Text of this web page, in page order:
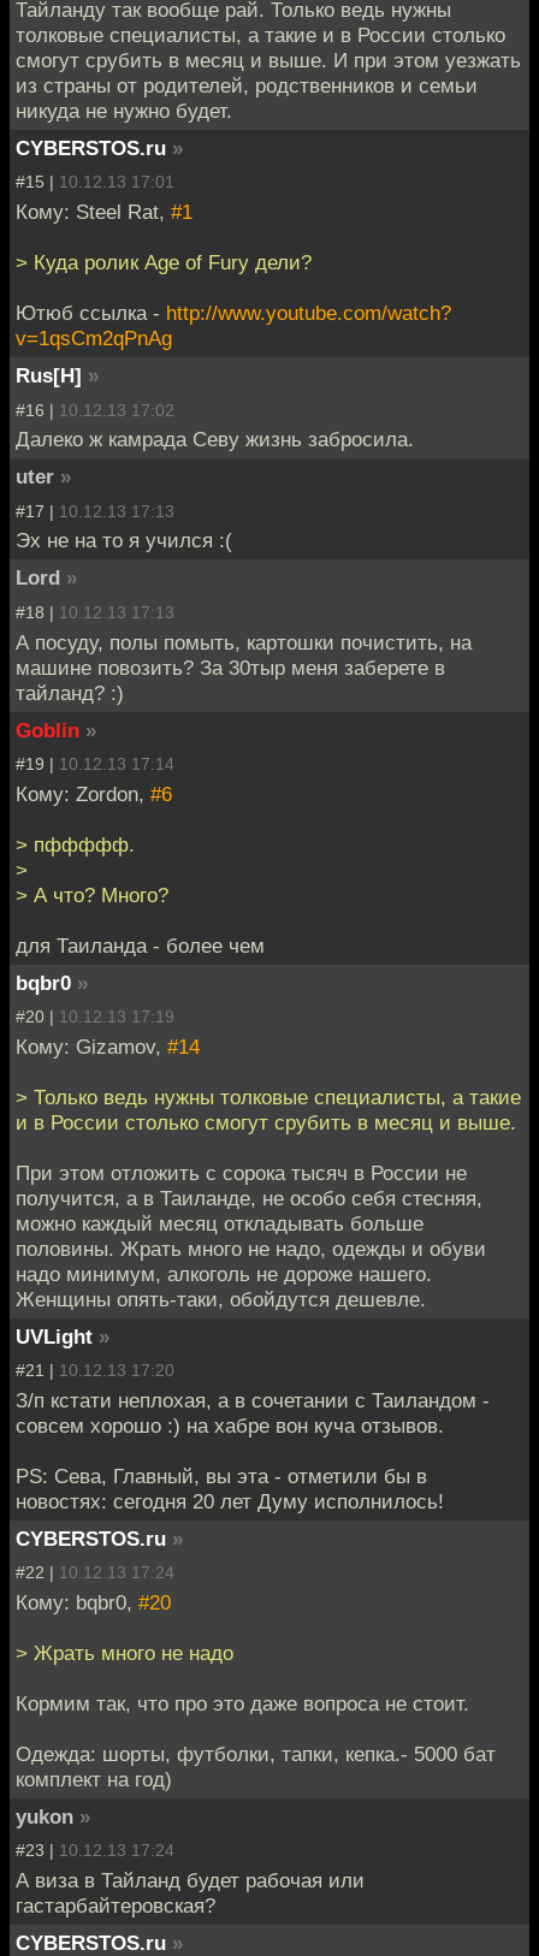
Тайланду так вообще рай. Только ведь нужны
толковые специалисты, а такие и в России столько
смогут срубить в месяц и выше. И при этом уезжать
из страны от родителей, родственников и семьи
никуда не нужно будет.
CYBERSTOS.ru »
#15 | 10.12.13 17:01
Кому: Steel Rat, #1
> Куда ролик Age of Fury дели?
Ютюб ссылка - http://www.youtube.com/watch?
v=1qsCm2qPnAg
Rus[H] »
#16 | 10.12.13 17:02
Далеко ж камрада Севу жизнь забросила.
uter »
#17 | 10.12.13 17:13
Эх не на то я учился :(
Lord »
#18 | 10.12.13 17:13
А посуду, полы помыть, картошки почистить, на
машине повозить? За 30тыр меня заберете в
тайланд? :)
Goblin »
#19 | 10.12.13 17:14
Кому: Zordon, #6
> пффффф.
>
> А что? Много?
для Таиланда - более чем
bqbr0 »
#20 | 10.12.13 17:19
Кому: Gizamov, #14
> Только ведь нужны толковые специалисты, а такие
и в России столько смогут срубить в месяц и выше.
При этом отложить с сорока тысяч в России не
получится, а в Таиланде, не особо себя стесняя,
можно каждый месяц откладывать больше
половины. Жрать много не надо, одежды и обуви
надо минимум, алкоголь не дороже нашего.
Женщины опять-таки, обойдутся дешевле.
UVLight »
#21 | 10.12.13 17:20
З/п кстати неплохая, а в сочетании с Таиландом -
совсем хорошо :) на хабре вон куча отзывов.
PS: Сева, Главный, вы эта - отметили бы в
новостях: сегодня 20 лет Думу исполнилось!
CYBERSTOS.ru »
#22 | 10.12.13 17:24
Кому: bqbr0, #20
> Жрать много не надо
Кормим так, что про это даже вопроса не стоит.
Одежда: шорты, футболки, тапки, кепка.- 5000 бат
комплект на год)
yukon »
#23 | 10.12.13 17:24
А виза в Тайланд будет рабочая или
гастарбайтеровская?
CYBERSTOS.ru »